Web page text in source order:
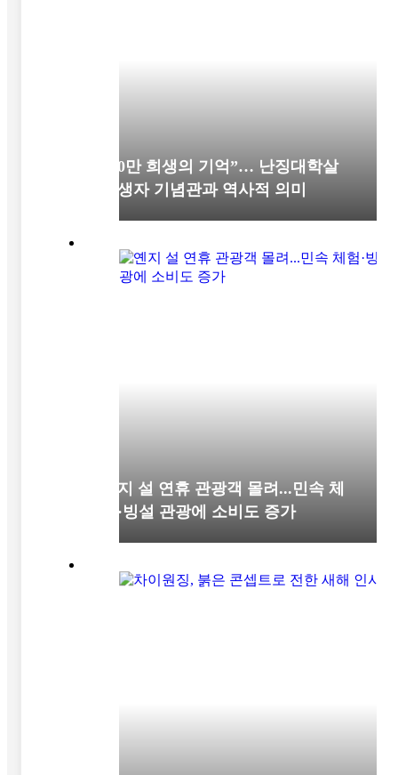
“30만 희생의 기억”… 난징대학살
희생자 기념관과 역사적 의미
옌지 설 연휴 관광객 몰려...민속 체
험·빙설 관광에 소비도 증가